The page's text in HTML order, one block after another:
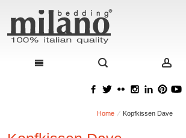
Home Kopfkissen Dave